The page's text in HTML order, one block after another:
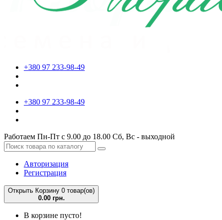
+380 97 233-98-49
+380 97 233-98-49
Работаем Пн-Пт с 9.00 до 18.00 Сб, Вс - выходной
Авторизация
Регистрация
Открыть Корзину 0 товар(ов)
0.00 грн.
В корзине пусто!